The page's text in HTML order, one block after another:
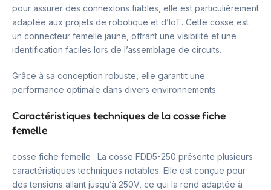
pour assurer des connexions fiables, elle est particulièrement
adaptée aux projets de robotique et d’IoT. Cette cosse est
un connecteur femelle jaune, offrant une visibilité et une
identification faciles lors de l’assemblage de circuits.
Grâce à sa conception robuste, elle garantit une
performance optimale dans divers environnements.
Caractéristiques techniques de la cosse fiche
femelle
cosse fiche femelle : La cosse FDD5-250 présente plusieurs
caractéristiques techniques notables. Elle est conçue pour
des tensions allant jusqu’à 250V, ce qui la rend adaptée à